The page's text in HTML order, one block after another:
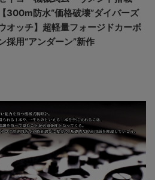
【300m防水“価格破壊”ダイバーズ
オッチ】超軽量フォージドカーボ
採用“アンダーン”新作